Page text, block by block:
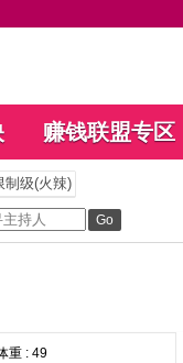
赚钱联盟专区
制级(火辣)
重 : 49